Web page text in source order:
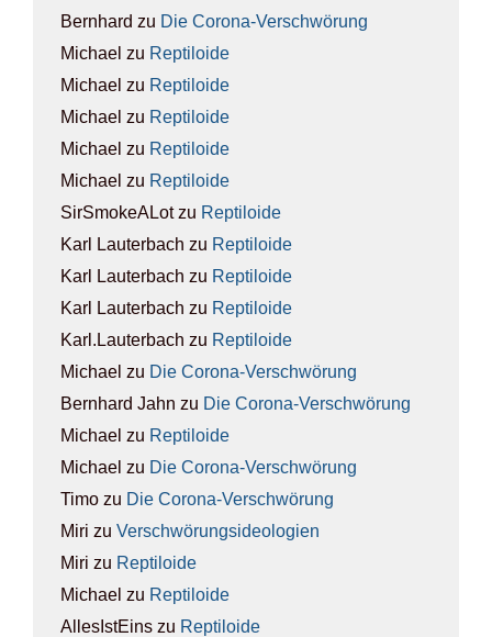
Bernhard zu Die Coro­na-Ver­schwö­rung
Michael zu Rep­ti­lo­ide
Michael zu Rep­ti­lo­ide
Michael zu Rep­ti­lo­ide
Michael zu Rep­ti­lo­ide
Michael zu Rep­ti­lo­ide
SirSmokeALotzu Rep­ti­lo­ide
Karl Lauterbach zu Rep­ti­lo­ide
Karl Lauterbach zu Rep­ti­lo­ide
Karl Lauterbach zu Rep­ti­lo­ide
Karl.Lauterbach zu Rep­ti­lo­ide
Michael zu Die Coro­na-Ver­schwö­rung
Bernhard Jahn zu Die Coro­na-Ver­schwö­rung
Michael zu Rep­ti­lo­ide
Michael zu Die Coro­na-Ver­schwö­rung
Timo zu Die Coro­na-Ver­schwö­rung
Miri zu Ver­schwö­rungs­ideo­lo­gien
Miri zu Rep­ti­lo­ide
Michael zu Rep­ti­lo­ide
AllesIstEins zu Rep­ti­lo­ide